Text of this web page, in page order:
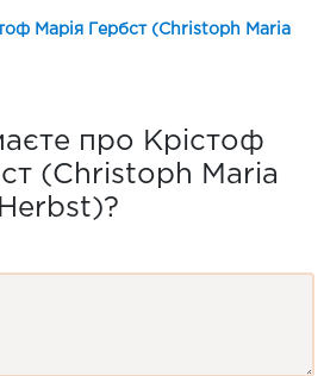
Марія Гербст (Christoph Maria
про Крістоф
(Christoph Maria
Herbst)?